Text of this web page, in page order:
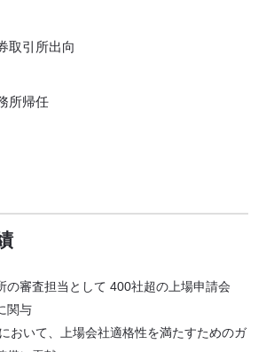
取引所出向
所帰任
の審査担当として 400社超の上場申請会
関与
おいて、上場会社適格性を満たすためのガ